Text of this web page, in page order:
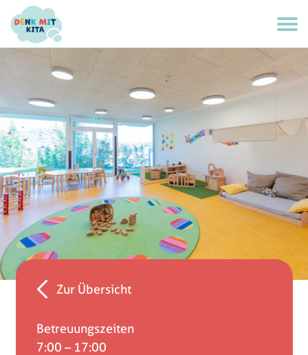
Zur Übersicht
Betreuungszeiten
7:00 – 17:00